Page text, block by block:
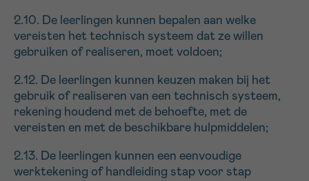
2.10. De leerlingen kunnen bepalen aan welke
vereisten het technisch systeem dat ze willen
gebruiken of realiseren, moet voldoen;
2.12. De leerlingen kunnen keuzen maken bij het
gebruik of realiseren van een technisch systeem,
rekening houdend met de behoefte, met de
vereisten en met de beschikbare hulpmiddelen;
2.13. De leerlingen kunnen een eenvoudige
werktekening of handleiding stap voor stap